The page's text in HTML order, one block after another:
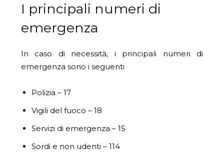
I principali numeri di
emergenza
In caso di necessità, i principali numeri di
emergenza sono i seguenti
Polizia – 17
Vigili del fuoco – 18
Servizi di emergenza – 15
Sordi e non udenti – 114